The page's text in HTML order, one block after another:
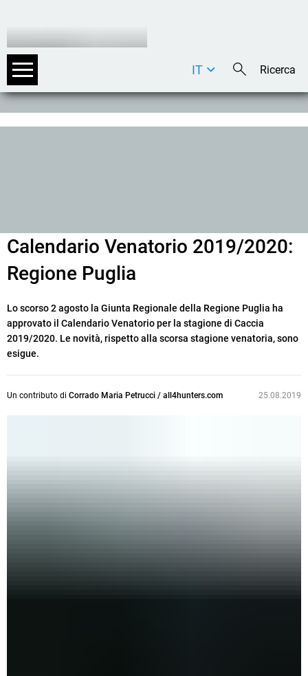
DE
IT
Calendario Venatorio 2019/2020:
Regione Puglia
Lo scorso 2 agosto la Giunta Regionale della Regione Puglia ha
approvato il Calendario Venatorio per la stagione di Caccia
2019/2020. Le novità, rispetto alla scorsa stagione venatoria, sono
esigue.
Un contributo di Corrado Maria Petrucci / all4hunters.com 25.08.2019